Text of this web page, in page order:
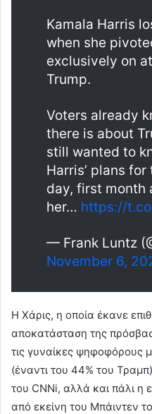
Kamala Harris
when she
exclusively on
Trump.
Voters already
there is about
still wanted to
Harris’ plans
day, first month
her… https://
— Frank Luntz
November 6,
Η Χάρις, η οποία έκανε
αποκατάσταση της
τις γυναίκες ψηφοφόρους
(έναντι του 44% του
του CNNi, αλλά και πάλι η
από εκείνη του Μπάιντεν